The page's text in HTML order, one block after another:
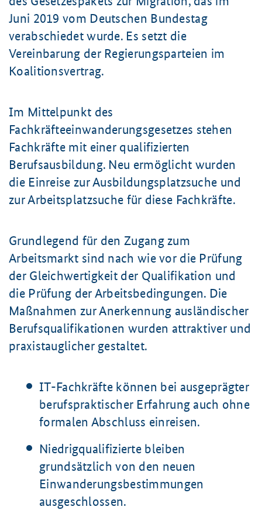
Juni 2019 vom Deutschen Bundestag
verabschiedet wurde. Es setzt die
Vereinbarung der Regierungsparteien im
Koalitionsvertrag.
Im Mittelpunkt des
Fachkräfteeinwanderungsgesetzes stehen
Fachkräfte mit einer qualifizierten
Berufsausbildung. Neu ermöglicht wurden
die Einreise zur Ausbildungsplatzsuche und
zur Arbeitsplatzsuche für diese Fachkräfte.
Grundlegend für den Zugang zum
Arbeitsmarkt sind nach wie vor die Prüfung
der Gleichwertigkeit der Qualifikation und
die Prüfung der Arbeitsbedingungen. Die
Maßnahmen zur Anerkennung ausländischer
Berufsqualifikationen wurden attraktiver und
praxistauglicher gestaltet.
IT-Fachkräfte können bei ausgeprägter
berufspraktischer Erfahrung auch ohne
formalen Abschluss einreisen.
Niedrigqualifizierte bleiben
grundsätzlich von den neuen
Einwanderungsbestimmungen
ausgeschlossen.